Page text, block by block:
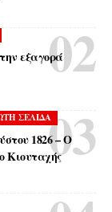
εξαγορά
ΣΕΛΙΔΑ
1826 – Ο
Κιουταχής